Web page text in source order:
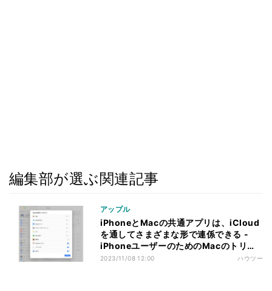
編集部が選ぶ関連記事
アップル
iPhoneとMacの共通アプリは、iCloud
を通してさまざまな形で連係できる -
iPhoneユーザーのためのMacのトリセ
ツ
2023/11/08 12:00 ハウツー